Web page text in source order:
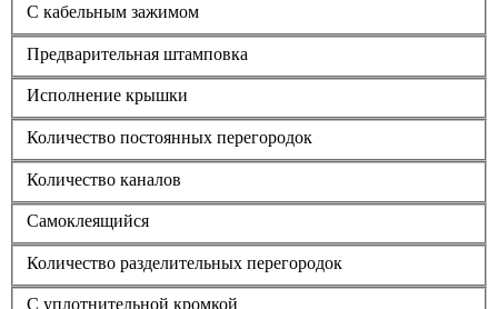
С кабельным зажимом
Предварительная штамповка
Исполнение крышки
Количество постоянных перегородок
Количество каналов
Самоклеящийся
Количество разделительных перегородок
С уплотнительной кромкой